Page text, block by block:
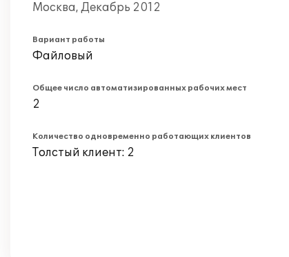
Москва, Декабрь 2012
Вариант работы
Файловый
Общее число автоматизированных рабочих мест
2
Количество одновременно работающих клиентов
Толстый клиент: 2